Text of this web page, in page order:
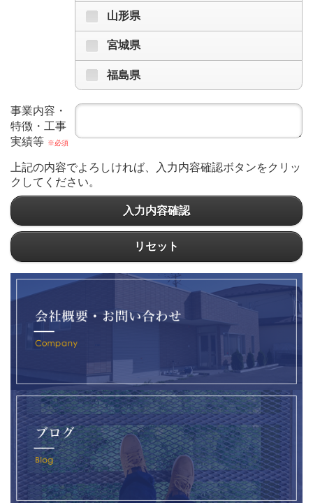
山形県
宮城県
福島県
事業内容・
特徴・工事
実績等 ※必須
上記の内容でよろしければ、入力内容確認ボタンをクリッ
クしてください。
入力内容確認
リセット